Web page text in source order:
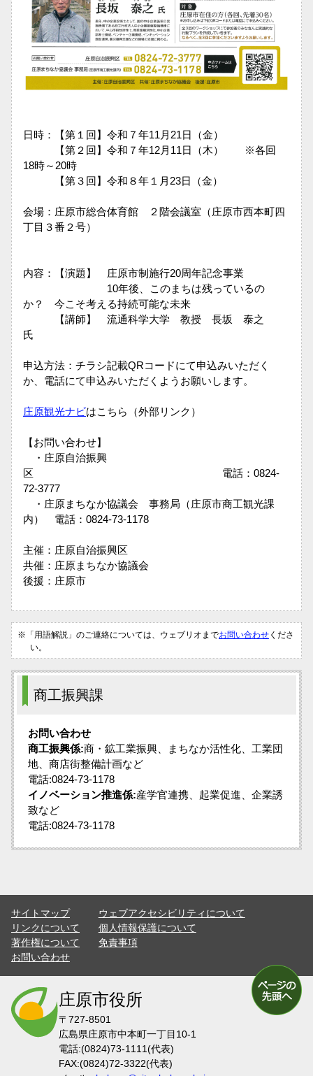
日時：【第１回】令和７年11月21日（金）
【第２回】令和７年12月11日（木） ※各回
18時～20時
【第３回】令和８年１月23日（金）
会場：庄原市総合体育館 ２階会議室（庄原市西本町四
丁目３番２号）
内容：【演題】 庄原市制施行20周年記念事業
10年後、このまちは残っているの
か？ 今こそ考える持続可能な未来
【講師】 流通科学大学 教授 長坂 泰之
氏
申込方法： チラシ記載QRコードにて申込みいただく
か、電話にて申込みいただくようお願いします。
庄原観光ナビはこちら（外部リンク）
【お問い合わせ】
・庄原自治振興
区 電話：0824-
72-3777
・庄原まちなか協議会 事務局（庄原市商工観光課
内） 電話：0824-73-1178
主催：庄原自治振興区
共催：庄原まちなか協議会
後援：庄原市
※「用語解説」のご連絡については、ウェブリオまでお問い合わせ くださ
い。
商工振興課
お問い合わせ
商工振興係:商・鉱工業振興、まちなか活性化、工業団
地、商店街整備計画など
電話:0824-73-1178
イノベーション推進係:産学官連携、起業促進、企業誘
致など
電話:0824-73-1178
サイトマップ
ウェブアクセシビリティについて
リンクについて
個人情報保護について
著作権について
免責事項
お問い合わせ
庄原市役所
〒727-8501
広島県庄原市中本町一丁目10-1
電話:(0824)73-1111(代表)
FAX:(0824)72-3322(代表)